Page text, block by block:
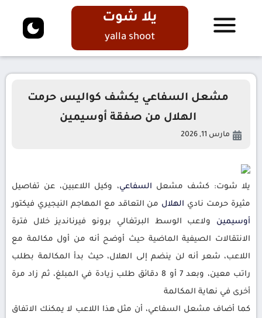
يلا شوت
yalla shoot
مشعل السفاعي يكشف كواليس حرمت
الهلال من صفقة أوسيمين
مارس 11, 2026
يلا شوت: كشف مشعل السفاعي، وكيل اللاعبين، عن تفاصيل
مثيرة حرمت نادي الهلال من التعاقد مع المهاجم النيجيري فيكتور
أوسيمين ولاعب الوسط البرتغالي برونو فيرنانديز خلال فترة
الانتقالات الصيفية الماضية حيث أوضح أنه من أول مكالمة مع
اللاعب، شعر أنه لن ينضم إلى الهلال، حيث بدأ المكالمة بطلب
راتب معين، وبعد 7 أو 8 دقائق طلب زيادة في المبلغ، ثم زاد مرة
أخرى في نهاية المكالمة
كما أضاف مشعل السفاعي، أن مثل هذا اللاعب لا يمكنك الاتفاق